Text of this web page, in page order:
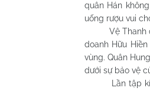
quân Hán
uống rượu vui
Vệ Thanh
doanh Hữu
vùng. Quân
dưới sự bảo vệ
Lần tập kích